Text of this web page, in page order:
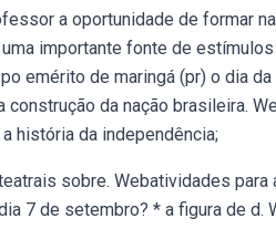
a oportunidade de formar
uma importante fonte de
emérito de maringá (pr) o dia
da nação brasileira.
história da independência;
sobre. Webatividades para
7 de setembro? * a figura de d.